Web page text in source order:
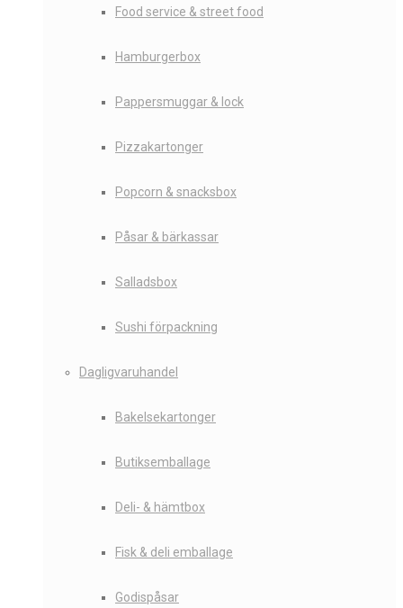
Food service & street food
Hamburgerbox
Pappersmuggar & lock
Pizzakartonger
Popcorn & snacksbox
Påsar & bärkassar
Salladsbox
Sushi förpackning
Dagligvaruhandel
Bakelsekartonger
Butiksemballage
Deli- & hämtbox
Fisk & deli emballage
Godispåsar